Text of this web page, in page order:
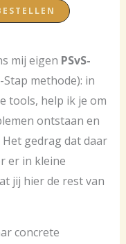
mij eigen PSvS-
methode): in
tools, help ik je om
ontstaan en
gedrag dat daar
er in kleine
jij hier de rest van
concrete